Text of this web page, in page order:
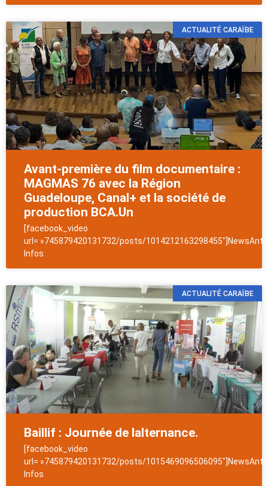
ACTUALITÉ CARAÏBE
Avant-première du film documentaire :
MAGMAS 76 avec la Région
Guadeloupe, Canal+ et la société de
production BCA.Un
[facebook_video
url= »745879420131732/posts/
Infos
ACTUALITÉ CARAÏBE
Baillif : Journée de lalternance.
[facebook_video
url= »745879420131732/posts/
Infos